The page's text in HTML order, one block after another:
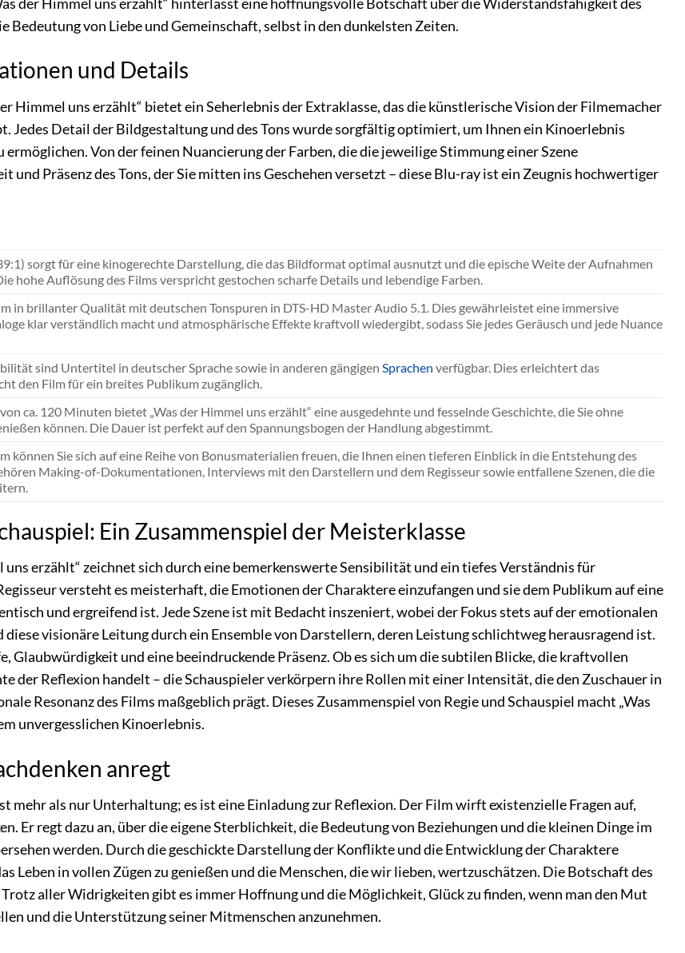
Bedeutung von Liebe und Gemeinschaft, selbst in den dunkelsten Zeiten.
und Details
Himmel uns erzählt“ bietet ein Seherlebnis der Extraklasse, das die künstlerische Vision der Filmemacher
Jedes Detail der Bildgestaltung und des Tons wurde sorgfältig optimiert, um Ihnen ein Kinoerlebnis
Von der feinen Nuancierung der Farben, die die jeweilige Stimmung einer Szene
und Präsenz des Tons, der Sie mitten ins Geschehen versetzt – diese Blu-ray ist ein Zeugnis hochwertiger
sorgt für eine kinogerechte Darstellung, die das Bildformat optimal ausnutzt und die epische Weite der Aufnahmen
hohe Auflösung des Films verspricht gestochen scharfe Details und lebendige Farben.
in brillanter Qualität mit deutschen Tonspuren in DTS-HD Master Audio 5.1. Dies gewährleistet eine immersive
klar verständlich macht und atmosphärische Effekte kraftvoll wiedergibt, sodass Sie jedes Geräusch und jede Nuance
sind Untertitel in deutscher Sprache sowie in anderen gängigen Sprachen verfügbar. Dies erleichtert das
den Film für ein breites Publikum zugänglich.
ca. 120 Minuten bietet „Was der Himmel uns erzählt“ eine ausgedehnte und fesselnde Geschichte, die Sie ohne
können. Die Dauer ist perfekt auf den Spannungsbogen der Handlung abgestimmt.
können Sie sich auf eine Reihe von Bonusmaterialien freuen, die Ihnen einen tieferen Einblick in die Entstehung des
Making-of-Dokumentationen, Interviews mit den Darstellern und dem Regisseur sowie entfallene Szenen, die die
Ein Zusammenspiel der Meisterklasse
uns erzählt“ zeichnet sich durch eine bemerkenswerte Sensibilität und ein tiefes Verständnis für
versteht es meisterhaft, die Emotionen der Charaktere einzufangen und sie dem Publikum auf eine
und ergreifend ist. Jede Szene ist mit Bedacht inszeniert, wobei der Fokus stets auf der emotionalen
visionäre Leitung durch ein Ensemble von Darstellern, deren Leistung schlichtweg herausragend ist.
Glaubwürdigkeit und eine beeindruckende Präsenz. Ob es sich um die subtilen Blicke, die kraftvollen
der Reflexion handelt – die Schauspieler verkörpern ihre Rollen mit einer Intensität, die den Zuschauer in
Resonanz des Films maßgeblich prägt. Dieses Zusammenspiel von Regie und Schauspiel macht „Was
unvergesslichen Kinoerlebnis.
anregt
mehr als nur Unterhaltung; es ist eine Einladung zur Reflexion. Der Film wirft existenzielle Fragen auf,
Er regt dazu an, über die eigene Sterblichkeit, die Bedeutung von Beziehungen und die kleinen Dinge im
werden. Durch die geschickte Darstellung der Konflikte und die Entwicklung der Charaktere
Leben in vollen Zügen zu genießen und die Menschen, die wir lieben, wertzuschätzen. Die Botschaft des
aller Widrigkeiten gibt es immer Hoffnung und die Möglichkeit, Glück zu finden, wenn man den Mut
und die Unterstützung seiner Mitmenschen anzunehmen.